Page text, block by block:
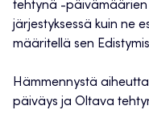
tehtynä -päivämäärien
järjestyksessä kuin ne
määritellä sen
Hämmennystä
päiväys ja Oltava